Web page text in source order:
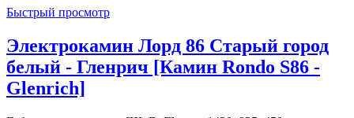
Быстрый просмотр
Электрокамин Лорд 86 Старый город
белый - Гленрич [Камин Rondo S86 -
Glenrich]